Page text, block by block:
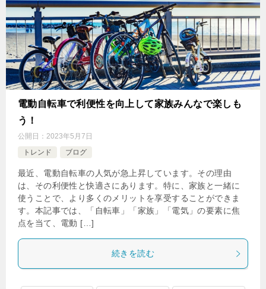
電動自転車で利便性を向上して家族みんなで楽しも
う！
公開日： 2023年5月7日
トレンド
ブログ
最近、電動自転車の人気が急上昇しています。その理由
は、その利便性と快適さにあります。特に、家族と一緒に
使うことで、より多くのメリットを享受することができま
す。本記事では、「自転車」「家族」「電気」の要素に焦
点を当て、電動 […]
続きを読む